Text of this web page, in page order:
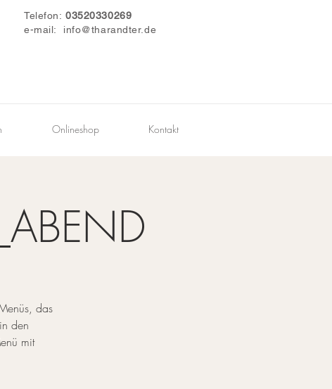
Telefon: 03520330269
e-mail: info@tharandter.de
Onlineshop Kontakt
das
den
mit